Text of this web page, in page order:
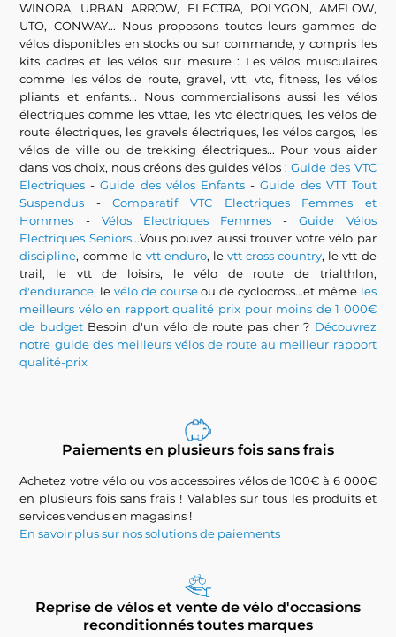
WINORA, URBAN ARROW, ELECTRA, POLYGON, AMFLOW,
UTO, CONWAY... Nous proposons toutes leurs gammes de
vélos disponibles en stocks ou sur commande, y compris les
kits cadres et les vélos sur mesure : Les vélos musculaires
comme les vélos de route, gravel, vtt, vtc, fitness, les vélos
pliants et enfants... Nous commercialisons aussi les vélos
électriques comme les vttae, les vtc électriques, les vélos de
route électriques, les gravels électriques, les vélos cargos, les
vélos de ville ou de trekking électriques... Pour vous aider
dans vos choix, nous créons des guides vélos :Guide des VTC
Electriques -Guide des vélos Enfants - Guide des VTT Tout
Suspendus -Comparatif VTC Electriques Femmes et
Hommes - Vélos Electriques Femmes -Guide Vélos
Electriques Seniors...Vous pouvez aussi trouver votre vélo par
discipline, comme le vtt enduro, levtt cross country, le vtt de
trail, le vtt de loisirs, le vélo de route de trialthlon,
d'endurance, levélo de courseou de cyclocross...et même les
meilleurs vélo en rapport qualité prix pour moins de 1 000€
de budgetBesoin d'un vélo de route pas cher ? Découvrez
notre guide des meilleurs vélos de route au meilleur rapport
qualité-prix
Paiements en plusieurs fois sans frais
Achetez votre vélo ou vos accessoires vélos de 100€ à 6 000€
en plusieurs fois sans frais ! Valables sur tous les produits et
services vendus en magasins !
En savoir plus sur nos solutions de paiements
Reprise de vélos et vente de vélo d'occasions
reconditionnés toutes marques